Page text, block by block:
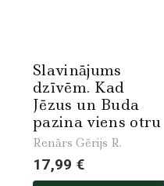
Slavinājums
dzīvēm. Kad
Jēzus un Buda
pazina viens otru
Renārs Gērijs R.
17,99 €